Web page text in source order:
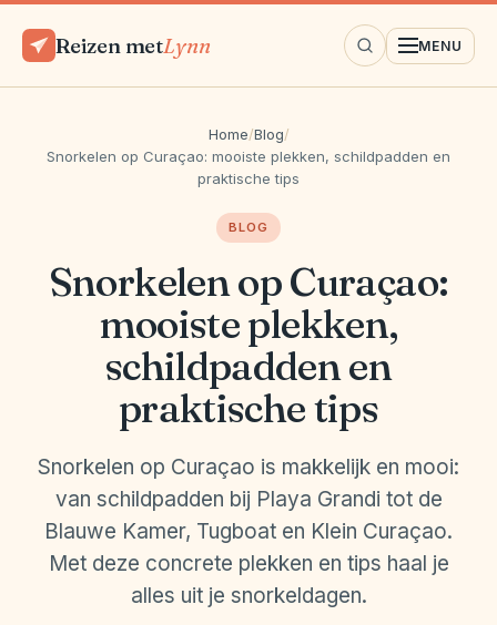
Reizen metLynn MENU
Home/Blog/
Snorkelen op Curaçao: mooiste plekken, schildpadden en
praktische tips
BLOG
Snorkelen op Curaçao:
mooiste plekken,
schildpadden en
praktische tips
Snorkelen op Curaçao is makkelijk en mooi:
van schildpadden bij Playa Grandi tot de
Blauwe Kamer, Tugboat en Klein Curaçao.
Met deze concrete plekken en tips haal je
alles uit je snorkeldagen.